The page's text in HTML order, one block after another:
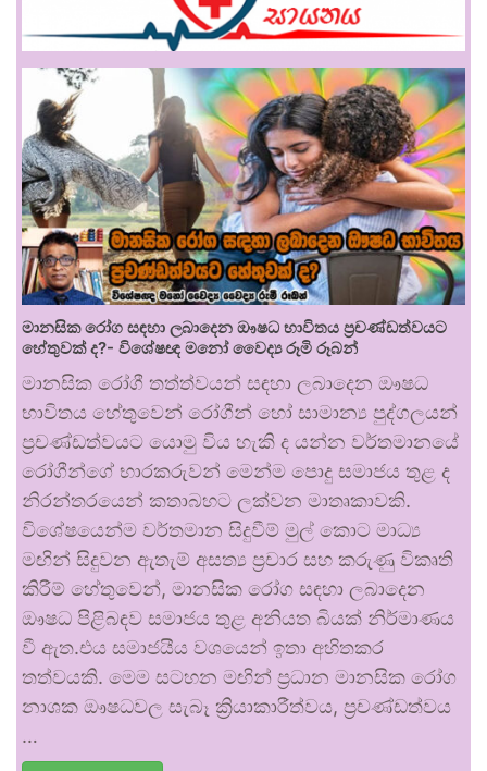
මානසික රෝග සඳහා ලබාදෙන ඖෂධ භාවිතය ප්‍රචණ්ඩත්වයට
හේතුවක් ද?- විශේෂඥ මනෝ වෛද්‍ය රූමි රූබන්
මානසික රෝගී තත්ත්වයන් සඳහා ලබාදෙන ඖෂධ
භාවිතය හේතුවෙන් රෝගීන් හෝ සාමාන්‍ය පුද්ගලයන්
ප්‍රචණ්ඩත්වයට යොමු විය හැකි ද යන්න වර්තමානයේ
රෝගීන්ගේ භාරකරුවන් මෙන්ම පොදු සමාජය තුළ ද
නිරන්තරයෙන් කතාබහට ලක්වන මාතෘකාවකි.
විශේෂයෙන්ම වර්තමාන සිදුවීම් මුල් කොට මාධ්‍ය
මඟින් සිදුවන ඇතැම් අසත්‍ය ප්‍රචාර සහ කරුණු විකෘති
කිරීම් හේතුවෙන්, මානසික රෝග සඳහා ලබාදෙන
ඖෂධ පිළිබඳව සමාජය තුළ අනියත බියක් නිර්මාණය
වී ඇත.එය සමාජයීය වශයෙන් ඉතා අහිතකර
තත්වයකි. මෙම සටහන මඟින් ප්‍රධාන මානසික රෝග
නාශක ඖෂධවල සැබෑ ක්‍රියාකාරීත්වය, ප්‍රචණ්ඩත්වය
…